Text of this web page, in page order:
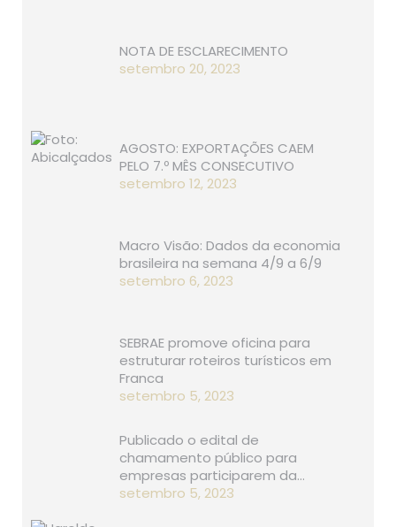
NOTA DE ESCLARECIMENTO
setembro 20, 2023
AGOSTO: EXPORTAÇÕES CAEM
PELO 7.º MÊS CONSECUTIVO
setembro 12, 2023
Macro Visão: Dados da economia
brasileira na semana 4/9 a 6/9
setembro 6, 2023
SEBRAE promove oficina para
estruturar roteiros turísticos em
Franca
setembro 5, 2023
Publicado o edital de
chamamento público para
empresas participarem da…
setembro 5, 2023